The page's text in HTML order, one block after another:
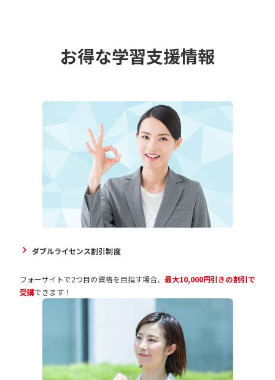
お得な学習支援情報
ダブルライセンス割引制度
フォーサイトで2つ目の資格を目指す場合、 最大10,000円引きの割引で
受講できます！